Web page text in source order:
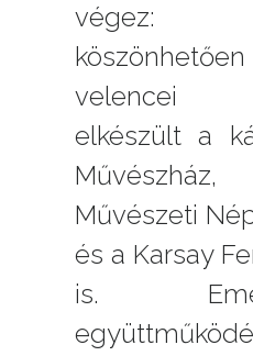
végez:
velencei
elkészült a
Művészeti
és a Karsay
is.